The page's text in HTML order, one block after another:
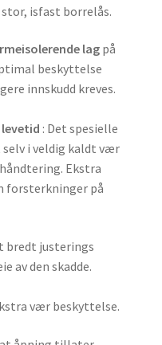
isfast borrelås.
lagpå
beskyttelse
innskudd kreves.
: Det spesielle
i veldig kaldt vær
Ekstra
forsterkninger på
bredt justerings
av den skadde.
vær beskyttelse.